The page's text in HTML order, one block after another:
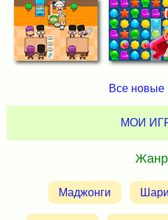
Все новые
МОИ
Маджонги